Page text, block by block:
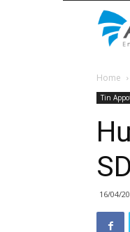
Home
Tin
16/04/